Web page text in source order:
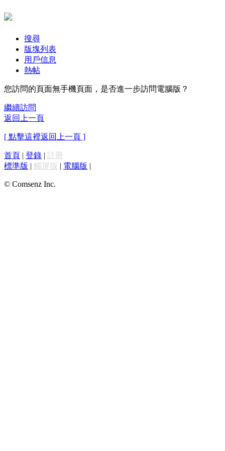
搜尋
版塊列表
用戶信息
熱帖
您訪問的頁面無手機頁面，是否進一步訪問電腦版？
繼續訪問
返回上一頁
[ 點擊這裡返回上一頁 ]
首頁 | 登錄 | 註冊
標準版 | 觸屏版 | 電腦版 |
© Comsenz Inc.